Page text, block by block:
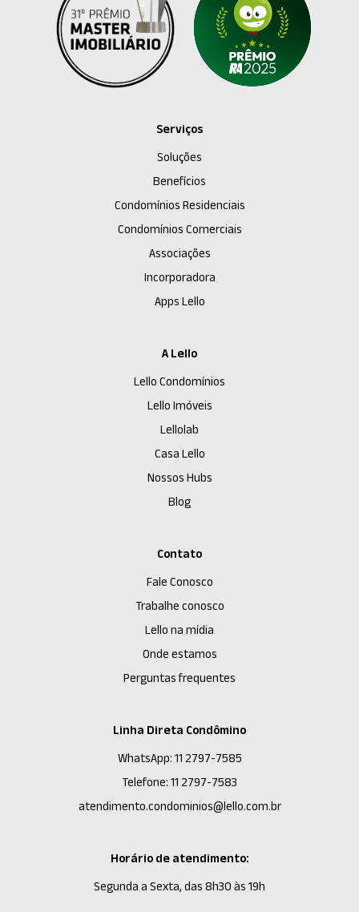
Serviços
Soluções
Benefícios
Condomínios Residenciais
Condomínios Comerciais
Associações
Incorporadora
Apps Lello
A Lello
Lello Condomínios
Lello Imóveis
Lellolab
Casa Lello
Nossos Hubs
Blog
Contato
Fale Conosco
Trabalhe conosco
Lello na mídia
Onde estamos
Perguntas frequentes
Linha Direta Condômino
WhatsApp: 11 2797-7585
Telefone: 11 2797-7583
atendimento.condominios@lello.com.br
Horário de atendimento:
Segunda a Sexta, das 8h30 às 19h